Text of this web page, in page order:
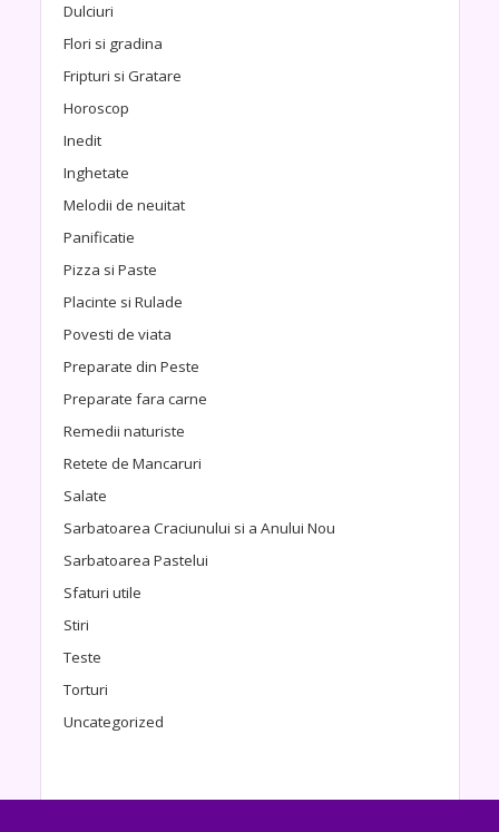
Dulciuri
Flori si gradina
Fripturi si Gratare
Horoscop
Inedit
Inghetate
Melodii de neuitat
Panificatie
Pizza si Paste
Placinte si Rulade
Povesti de viata
Preparate din Peste
Preparate fara carne
Remedii naturiste
Retete de Mancaruri
Salate
Sarbatoarea Craciunului si a Anului Nou
Sarbatoarea Pastelui
Sfaturi utile
Stiri
Teste
Torturi
Uncategorized